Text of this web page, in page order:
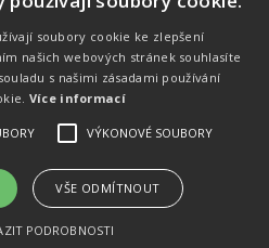
vyvinutý na zakázku. Lze
výsledky komentátorovi na
nepatrným zpožděním na
zakázáno.
na různých malých i velkých sportovních
pořádáním sportovních akcí.
soubory cookie ke zlepšení
našich webových stránek souhlasíte
s našimi zásadami používání
Více informací
VÝKONOVÉ SOUBORY
VŠE ODMÍTNOUT
PODROBNOSTI